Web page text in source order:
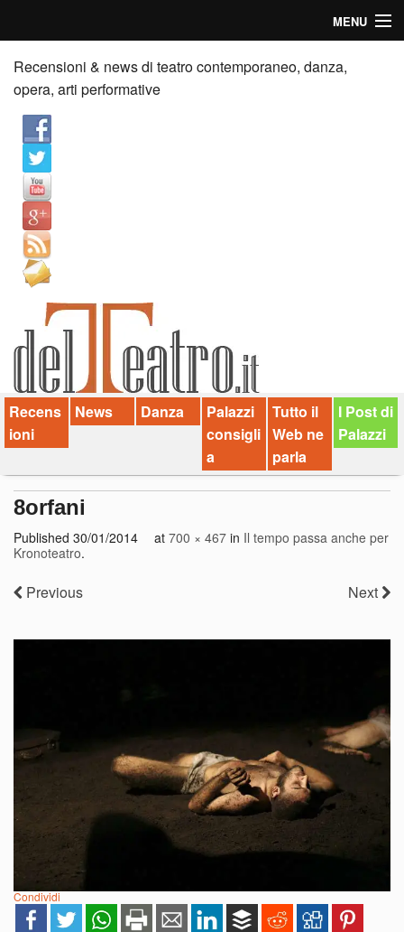
MENU
Home
Recensioni
Anticipazioni
News
Palazzi consiglia
Video
Chi siamo
Contatti
dT in English
Recensioni & news di teatro contemporaneo, danza,
opera, arti performative
Recens
ioni
News Danza
Palazzi
consigli
a
Tutto il
Web ne
parla
I Post di
Palazzi
8orfani
Published 30/01/2014 at 700 × 467 in Il tempo passa anche per
Kronoteatro.
Previous Next
Condividi